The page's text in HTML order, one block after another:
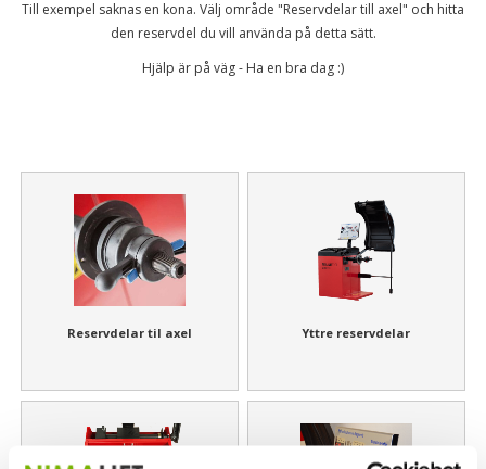
Till exempel saknas en kona. Välj område "Reservdelar till axel" och hitta
den reservdel du vill använda på detta sätt.
Hjälp är på väg - Ha en bra dag :)
Reservdelar til axel Yttre reservdelar